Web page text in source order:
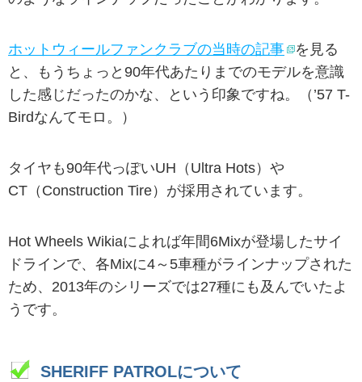
ホットウィールファンクラブの当時の記事
を見る
と、もうちょっと90年代あたりまでのモデルを意識
した感じだったのかな、という印象ですね。（’57 T-
Birdなんてモロ。）
タイヤも90年代っぽいUH（Ultra Hots）や
CT（Construction Tire）が採用されています。
Hot Wheels Wikiaによれば年間6Mixが登場したサイ
ドラインで、各Mixに4～5車種がラインナップされた
ため、2013年のシリーズでは27種にも及んでいたよ
うです。
SHERIFF PATROLについて